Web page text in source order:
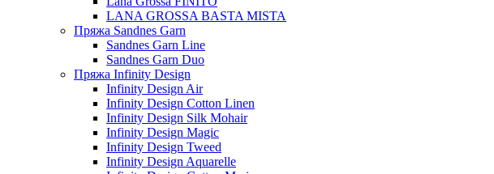
LANA GROSSA BASTA MISTA
Пряжа Sandnes Garn
Sandnes Garn Line
Sandnes Garn Duo
Пряжа Infinity Design
Infinity Design Air
Infinity Design Cotton Linen
Infinity Design Silk Mohair
Infinity Design Magic
Infinity Design Tweed
Infinity Design Aquarelle